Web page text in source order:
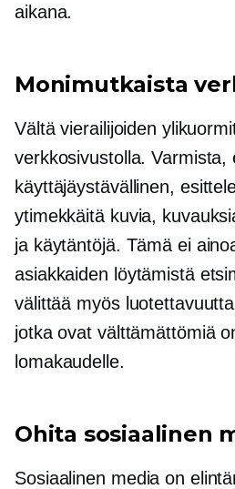
aikana.
Monimutkaista
Vältä vierailijoiden
verkkosivustolla. Varmista,
käyttäjäystävällinen,
ytimekkäitä kuvia,
ja käytäntöjä. Tämä ei
asiakkaiden löytämistä
välittää myös
jotka ovat välttämättömiä
lomakaudelle.
Ohita sosiaalinen
Sosiaalinen media on